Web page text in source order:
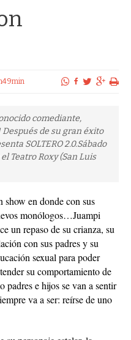
comediante,
de su gran éxito
SOLTERO 2.0.Sábado
Teatro Roxy (San Luis
show en donde con sus
monólogos…Juampi
un repaso de su crianza, su
con sus padres y su
sexual para poder
su comportamiento de
padres e hijos se van a sentir
va a ser: reírse de uno